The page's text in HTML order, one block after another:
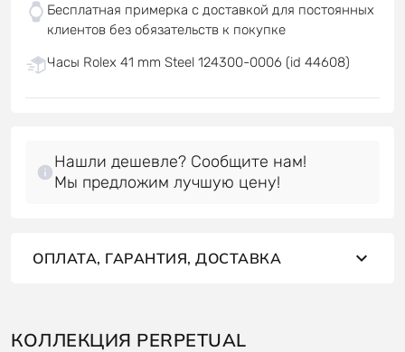
Бесплатная примерка с доставкой для постоянных
клиентов без обязательств к покупке
Часы Rolex 41 mm Steel 124300-0006 (id 44608)
Нашли дешевле? Сообщите нам!
Мы предложим лучшую цену!
ОПЛАТА, ГАРАНТИЯ, ДОСТАВКА
КОЛЛЕКЦИЯ PERPETUAL